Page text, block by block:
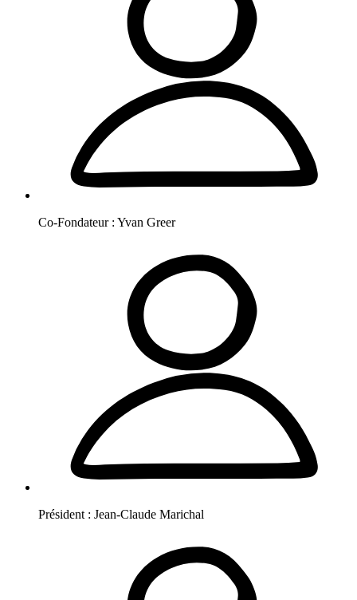
Co-Fondateur : Yvan Greer
Président : Jean-Claude Marichal